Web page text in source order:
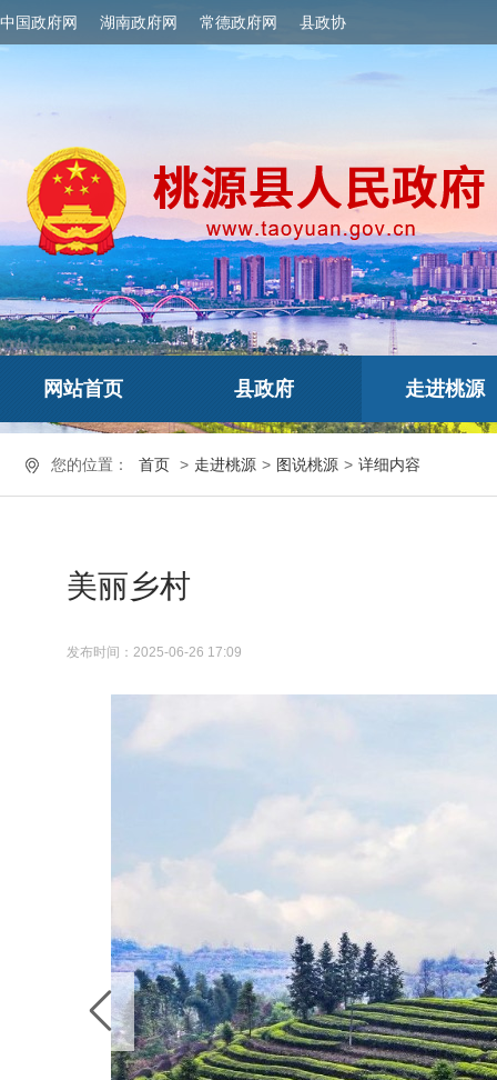
中国政府网 湖南政府网 常德政府网 县政协
网站首页 县政府 走进桃源
您的位置： 首页 > 走进桃源 > 图说桃源 > 详细内容
美丽乡村
发布时间：2025-06-26 17:09